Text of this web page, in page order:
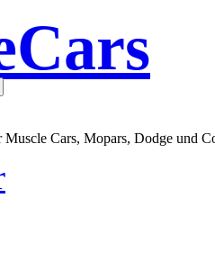
Cars, Mopars, Dodge und